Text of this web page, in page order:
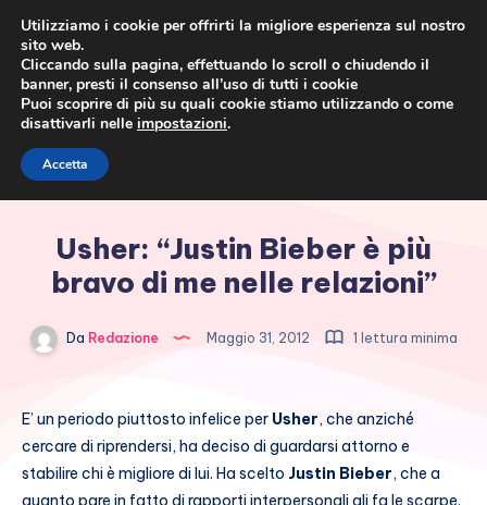
Usher: “Justin Bieber è più
bravo di me nelle relazioni”
Da Redazione Maggio 31, 2012 1 lettura minima
E’ un periodo piuttosto infelice per Usher, che anziché
cercare di riprendersi, ha deciso di guardarsi attorno e
stabilire chi è migliore di lui. Ha scelto Justin Bieber, che a
quanto pare in fatto di rapporti interpersonali gli fa le scarpe.
Utilizziamo i cookie per offrirti la migliore esperienza sul nostro
sito web.
Cliccando sulla pagina, effettuando lo scroll o chiudendo il
banner, presti il consenso all’uso di tutti i cookie
Puoi scoprire di più su quali cookie stiamo utilizzando o come
disattivarli nelle impostazioni.
Accetta